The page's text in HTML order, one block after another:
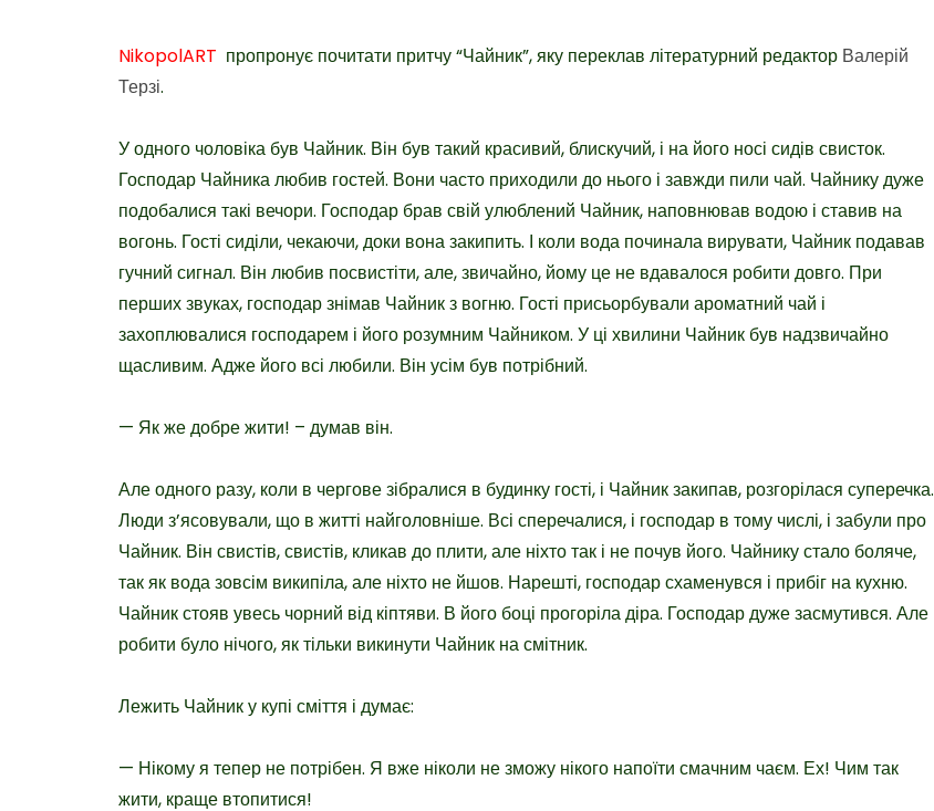
NikopolART пропронує почитати притчу “Чайник”, яку переклав літературний редактор Валерій
Терзі.
У одного чоловіка був Чайник. Він був такий красивий, блискучий, і на його носі сидів свисток.
Господар Чайника любив гостей. Вони часто приходили до нього і завжди пили чай. Чайнику дуже
подобалися такі вечори. Господар брав свій улюблений Чайник, наповнював водою і ставив на
вогонь. Гості сиділи, чекаючи, доки вона закипить. І коли вода починала вирувати, Чайник подавав
гучний сигнал. Він любив посвистіти, але, звичайно, йому це не вдавалося робити довго. При
перших звуках, господар знімав Чайник з вогню. Гості присьорбували ароматний чай і
захоплювалися господарем і його розумним Чайником. У ці хвилини Чайник був надзвичайно
щасливим. Адже його всі любили. Він усім був потрібний.
— Як же добре жити! – думав він.
Але одного разу, коли в чергове зібралися в будинку гості, і Чайник закипав, розгорілася суперечка.
Люди з’ясовували, що в житті найголовніше. Всі сперечалися, і господар в тому числі, і забули про
Чайник. Він свистів, свистів, кликав до плити, але ніхто так і не почув його. Чайнику стало боляче,
так як вода зовсім википіла, але ніхто не йшов. Нарешті, господар схаменувся і прибіг на кухню.
Чайник стояв увесь чорний від кіптяви. В його боці прогоріла діра. Господар дуже засмутився. Але
робити було нічого, як тільки викинути Чайник на смітник.
Лежить Чайник у купі сміття і думає:
— Нікому я тепер не потрібен. Я вже ніколи не зможу нікого напоїти смачним чаєм. Ех! Чим так
жити, краще втопитися!